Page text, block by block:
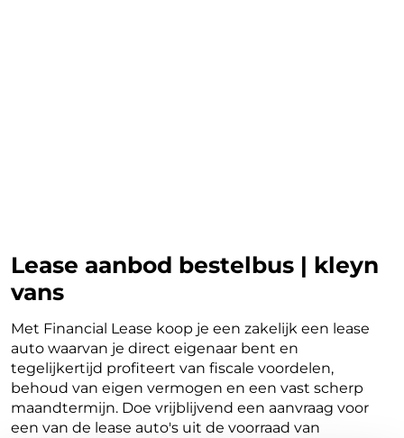
Lease aanbod bestelbus | kleyn
vans
Met Financial Lease koop je een zakelijk een lease
auto waarvan je direct eigenaar bent en
tegelijkertijd profiteert van fiscale voordelen,
behoud van eigen vermogen en een vast scherp
maandtermijn. Doe vrijblijvend een aanvraag voor
een van de lease auto's uit de voorraad van